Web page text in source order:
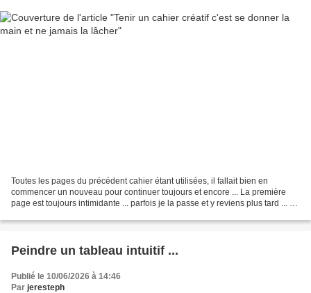
Toutes les pages du précédent cahier étant utilisées, il fallait bien en
commencer un nouveau pour continuer toujours et encore ... La première
page est toujours intimidante ... parfois je la passe et y reviens plus tard ... Là
Peindre un tableau intuitif ...
Publié le 10/06/2026 à 14:46
Par jeresteph